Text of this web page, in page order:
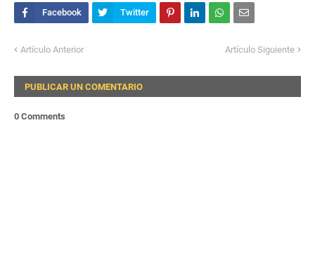
Artículo Anterior Artículo Siguiente
PUBLICAR UN COMENTARIO
0 Comments